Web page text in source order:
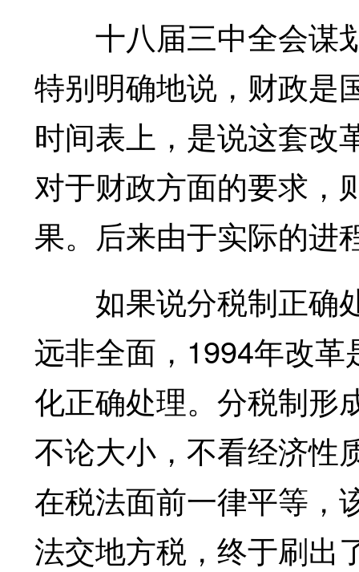
十八届三中全会谋划
特别明确地说，财政是
时间表上，是说这套改
对于财政方面的要求，
果。后来由于实际的进
如果说分税制正确
远非全面，1994年改
化正确处理。分税制形
不论大小，不看经济性
在税法面前一律平等，
法交地方税，终于刷出